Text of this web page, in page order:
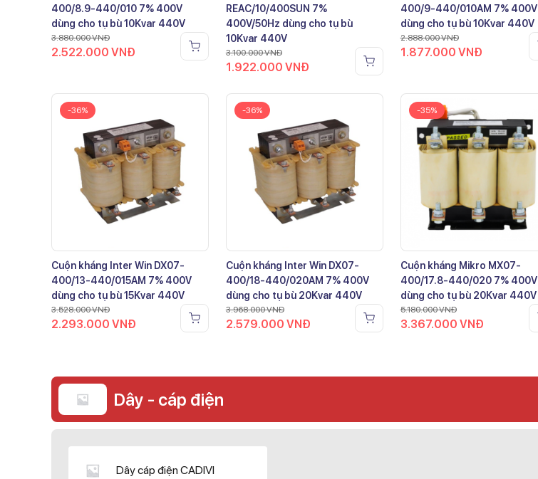
400/8.9-440/010 7% 400V
dùng cho tụ bù 10Kvar 440V
3.880.000VNĐ
2.522.000 VNĐ
REAC/10/400SUN 7%
400V/50Hz dùng cho tụ bù
10Kvar 440V
3.100.000VNĐ
1.922.000 VNĐ
400/9-440/010AM 7% 400V
dùng cho tụ bù 10Kvar 440V
2.888.000VNĐ
1.877.000 VNĐ
-36%
Cuộn kháng Inter Win DX07-
400/13-440/015AM 7% 400V
dùng cho tụ bù 15Kvar 440V
3.528.000VNĐ
2.293.000 VNĐ
-36%
Cuộn kháng Inter Win DX07-
400/18-440/020AM 7% 400V
dùng cho tụ bù 20Kvar 440V
3.968.000VNĐ
2.579.000 VNĐ
-35%
Cuộn kháng Mikro MX07-
400/17.8-440/020 7% 400V
dùng cho tụ bù 20Kvar 440V
5.180.000VNĐ
3.367.000 VNĐ
Dây - cáp điện
Dây cáp điện CADIVI